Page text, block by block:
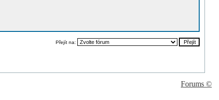
Přejít na:
Forums ©